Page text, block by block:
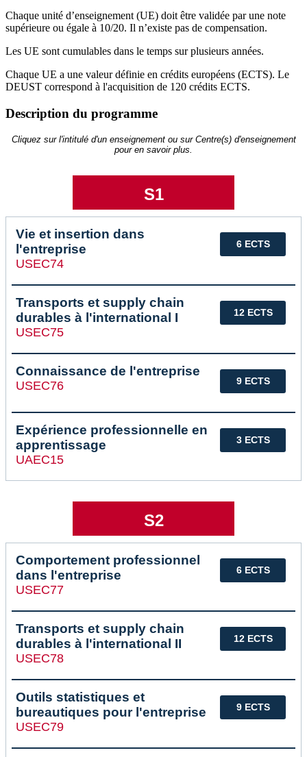
Chaque unité d’enseignement (UE) doit être validée par une note
supérieure ou égale à 10/20. Il n’existe pas de compensation.
Les UE sont cumulables dans le temps sur plusieurs années.
Chaque UE a une valeur définie en crédits européens (ECTS). Le
DEUST correspond à l'acquisition de 120 crédits ECTS.
Description du programme
Cliquez sur l'intitulé d'un enseignement ou sur Centre(s) d'enseignement
pour en savoir plus.
S1
6 ECTS
Vie et insertion dans
l'entreprise
USEC74
12 ECTS
Transports et supply chain
durables à l'international I
USEC75
9 ECTS
Connaissance de l'entreprise
USEC76
3 ECTS
Expérience professionnelle en
apprentissage
UAEC15
S2
6 ECTS
Comportement professionnel
dans l'entreprise
USEC77
12 ECTS
Transports et supply chain
durables à l'international II
USEC78
9 ECTS
Outils statistiques et
bureautiques pour l'entreprise
USEC79